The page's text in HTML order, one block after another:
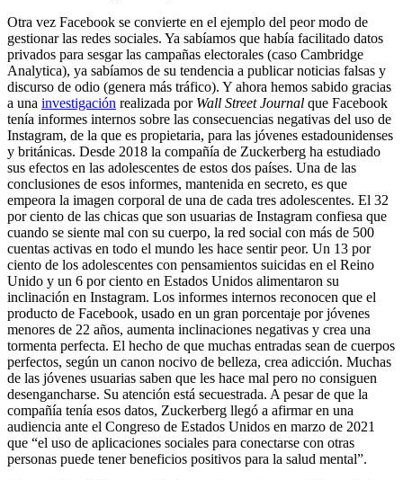
Otra vez Facebook se convierte en el ejemplo del peor modo de
gestionar las redes sociales. Ya sabíamos que había facilitado datos
privados para sesgar las campañas electorales (caso Cambridge
Analytica), ya sabíamos de su tendencia a publicar noticias falsas y
discurso de odio (genera más tráfico). Y ahora hemos sabido gracias
a una investigación realizada por Wall Street Journal que Facebook
tenía informes internos sobre las consecuencias negativas del uso de
Instagram, de la que es propietaria, para las jóvenes estadounidenses
y británicas. Desde 2018 la compañía de Zuckerberg ha estudiado
sus efectos en las adolescentes de estos dos países. Una de las
conclusiones de esos informes, mantenida en secreto, es que
empeora la imagen corporal de una de cada tres adolescentes. El 32
por ciento de las chicas que son usuarias de Instagram confiesa que
cuando se siente mal con su cuerpo, la red social con más de 500
cuentas activas en todo el mundo les hace sentir peor. Un 13 por
ciento de los adolescentes con pensamientos suicidas en el Reino
Unido y un 6 por ciento en Estados Unidos alimentaron su
inclinación en Instagram. Los informes internos reconocen que el
producto de Facebook, usado en un gran porcentaje por jóvenes
menores de 22 años, aumenta inclinaciones negativas y crea una
tormenta perfecta. El hecho de que muchas entradas sean de cuerpos
perfectos, según un canon nocivo de belleza, crea adicción. Muchas
de las jóvenes usuarias saben que les hace mal pero no consiguen
desengancharse. Su atención está secuestrada. A pesar de que la
compañía tenía esos datos, Zuckerberg llegó a afirmar en una
audiencia ante el Congreso de Estados Unidos en marzo de 2021
que “el uso de aplicaciones sociales para conectarse con otras
personas puede tener beneficios positivos para la salud mental”.